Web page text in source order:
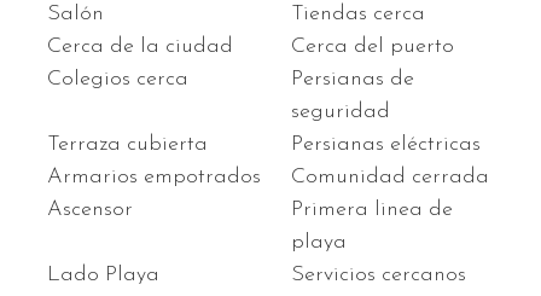
Salón
Tiendas cerca
Cerca de la ciudad
Cerca del puerto
Colegios cerca
Persianas de
seguridad
Terraza cubierta
Persianas eléctricas
Armarios empotrados
Comunidad cerrada
Ascensor
Primera linea de
playa
Lado Playa
Servicios cercanos